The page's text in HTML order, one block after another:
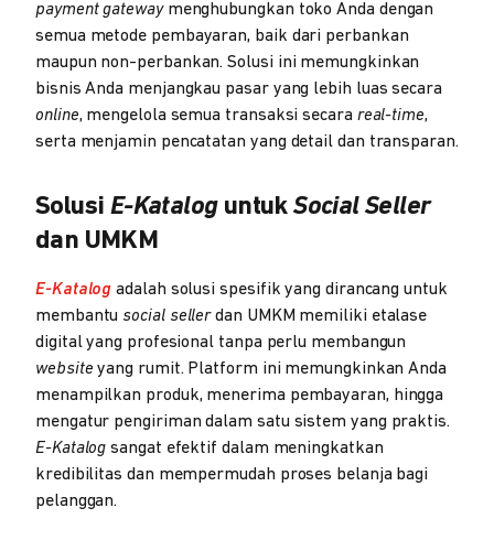
payment gatewaymenghubungkan toko Anda dengan
semua metode pembayaran, baik dari perbankan
maupun non-perbankan. Solusi ini memungkinkan
bisnis Anda menjangkau pasar yang lebih luas secara
online, mengelola semua transaksi secara real-time,
serta menjamin pencatatan yang detail dan transparan.
Solusi E-KataloguntukSocial Seller
dan UMKM
E-Katalog adalah solusi spesifik yang dirancang untuk
membantu social sellerdan UMKM memiliki etalase
digital yang profesional tanpa perlu membangun
website yang rumit. Platform ini memungkinkan Anda
menampilkan produk, menerima pembayaran, hingga
mengatur pengiriman dalam satu sistem yang praktis.
E-Katalog sangat efektif dalam meningkatkan
kredibilitas dan mempermudah proses belanja bagi
pelanggan.